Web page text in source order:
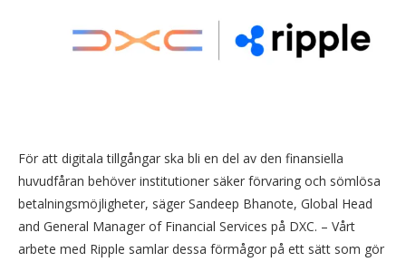
För att digitala tillgångar ska bli en del av den finansiella
huvudfåran behöver institutioner säker förvaring och sömlösa
betalningsmöjligheter, säger Sandeep Bhanote, Global Head
and General Manager of Financial Services på DXC. – Vårt
arbete med Ripple samlar dessa förmågor på ett sätt som gör